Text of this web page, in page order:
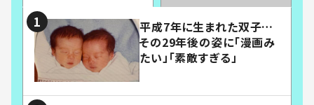
平成7年に生まれた双子…
その29年後の姿に「漫画み
たい」「素敵すぎる」